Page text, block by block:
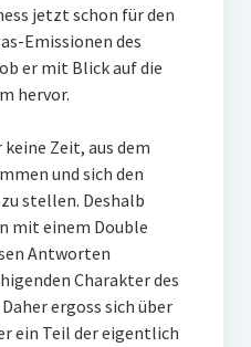
jetzt schon für den
Emissionen des
er mit Blick auf die
hervor.
Zeit, aus dem
und sich den
stellen. Deshalb
mit einem Double
Antworten
Charakter des
ergoss sich über
ein Teil der eigentlich